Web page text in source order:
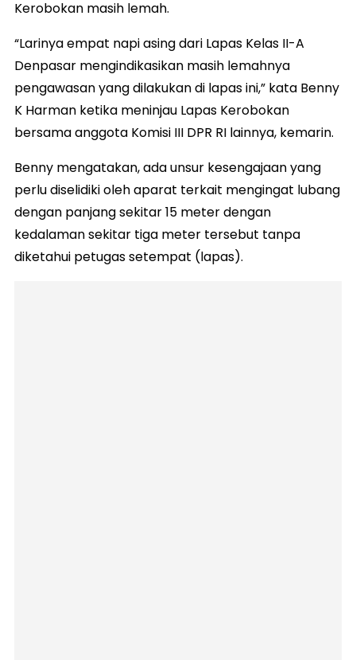
Kerobokan masih lemah.
“Larinya empat napi asing dari Lapas Kelas II-A
Denpasar mengindikasikan masih lemahnya
pengawasan yang dilakukan di lapas ini,” kata Benny
K Harman ketika meninjau Lapas Kerobokan
bersama anggota Komisi III DPR RI lainnya, kemarin.
Benny mengatakan, ada unsur kesengajaan yang
perlu diselidiki oleh aparat terkait mengingat lubang
dengan panjang sekitar 15 meter dengan
kedalaman sekitar tiga meter tersebut tanpa
diketahui petugas setempat (lapas).